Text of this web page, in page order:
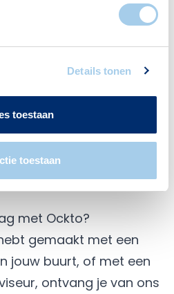
Details tonen
toestaan
toestaan
het pensioen en wat
opgebouwd wordt
met Ockto?
gemaakt met een
jouw buurt, of met een
ontvang je van ons